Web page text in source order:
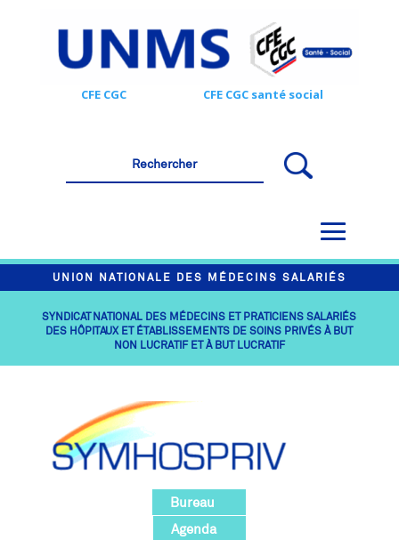
CFE CGC CFE CGC santé social
UNION NATIONALE DES MÉDECINS SALARIÉS
SYNDICAT NATIONAL DES MÉDECINS ET PRATICIENS SALARIÉS
DES HÔPITAUX ET ÉTABLISSEMENTS DE SOINS PRIVÉS À BUT
NON LUCRATIF ET À BUT LUCRATIF
Bureau
Agenda